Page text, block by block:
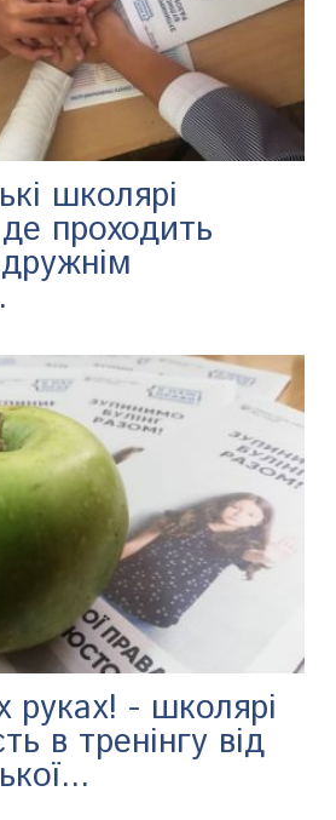
школярі
проходить
руках! - школярі
в тренінгу від